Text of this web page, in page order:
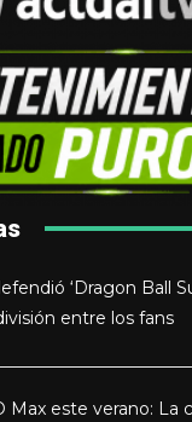
‘Dragon Ball
entre los fans
Max este verano: La